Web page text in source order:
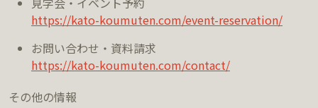
https://kato-koumuten.com/event-reservation/
お問い合わせ・資料請求
https://kato-koumuten.com/contact/
その他の情報